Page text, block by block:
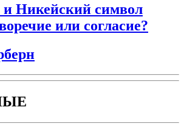
Никейский символ
или согласие?